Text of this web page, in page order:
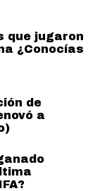
que jugaron
¿Conocías
de
a